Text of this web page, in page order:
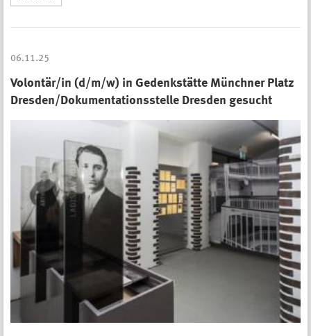
06.11.25
Volontär/in (d/m/w) in Gedenkstätte Münchner Platz
Dresden/Dokumentationsstelle Dresden gesucht